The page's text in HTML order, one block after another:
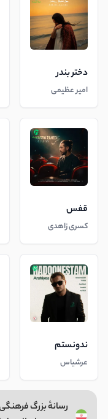
دختر بندر
امیر عظیمی
قفس
کسری زاهدی
ندونستم
عرشیاس
رسانهٔ بزرگ